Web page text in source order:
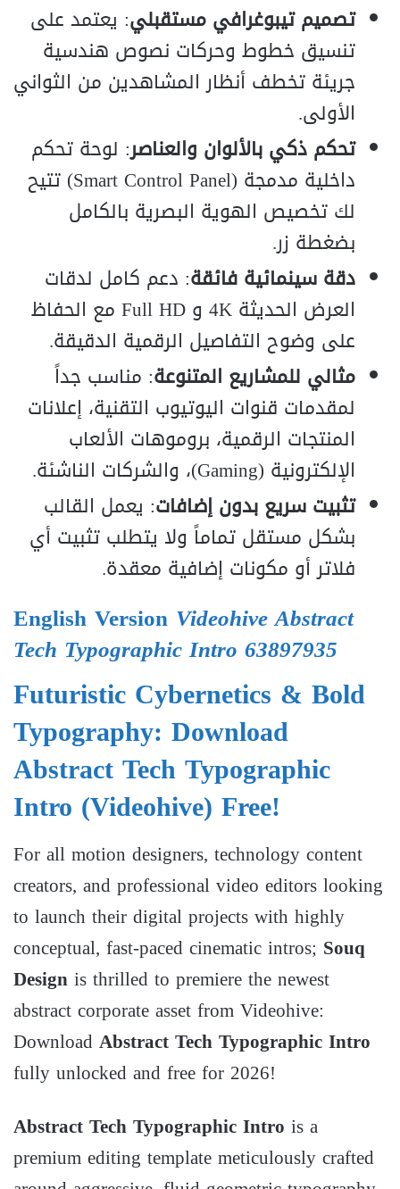
تصميم تيبوغرافي مستقبلي: يعتمد على
تنسيق خطوط وحركات نصوص هندسية
جريئة تخطف أنظار المشاهدين من الثواني
الأولى.
تحكم ذكي بالألوان والعناصر: لوحة تحكم
داخلية مدمجة (
Smart ControlPanel
) تتيح
لك تخصيص الهوية البصرية بالكامل
بضغطة زر.
دقة سينمائية فائقة: دعم كامل لدقات
العرض الحديثة 4K و FullHD
مع الحفاظ
على وضوح التفاصيل الرقمية الدقيقة.
مثالي للمشاريع المتنوعة: مناسب جداً
لمقدمات قنوات اليوتيوب التقنية، إعلانات
المنتجات الرقمية، بروموهات الألعاب
الإلكترونية (
Gaming
)، والشركات الناشئة.
تثبيت سريع بدون إضافات: يعمل القالب
بشكل مستقل تماماً ولا يتطلب تثبيت أي
فلاتر أو مكونات إضافية معقدة.
English Version Videohive Abstract
Tech Typographic Intro 63897935
Futuristic Cybernetics & Bold
Typography: Download
Abstract Tech Typographic
Intro (Videohive) Free!
For all motion designers, technology content
creators, and professional video editors looking
to launch their digital projects with highly
conceptual, fast-paced cinematic intros; Souq
Designis thrilled to premiere the newest
abstract corporate asset from Videohive:
DownloadAbstract Tech Typographic Intro
fully unlocked and free for 2026!
Abstract Tech Typographic Intro is a
premium editing template meticulously crafted